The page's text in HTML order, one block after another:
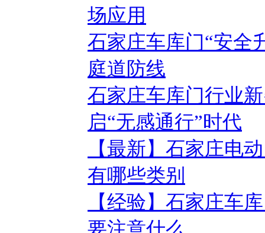
场应用
石家庄车库门“安全
庭道防线
石家庄车库门行业
启“无感通行”时代
【最新】石家庄电
有哪些类别
【经验】石家庄车
要注意什么